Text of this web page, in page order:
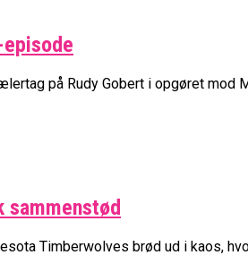
på Rudy Gobert i opgøret mod
sammenstød
Timberwolves brød ud i kaos,